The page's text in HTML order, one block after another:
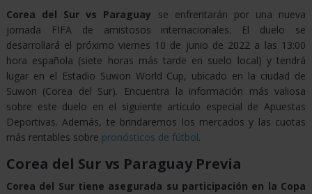
Corea del Sur vs Paraguay se enfrentarán por una nueva
jornada FIFA de amistosos internacionales. El duelo se
desarrollará el próximo viernes 10 de junio de 2022 a las 13:00
hora española (siete horas más tarde en suelo local) y tendrá
lugar en el Estadio Suwon World Cup, ubicado en la ciudad de
Suwon (Corea del Sur). Encuentra la información más valiosa
sobre este duelo en el siguiente artículo especial de Apuestas
Deportivas. Además, te brindaremos los mercados y las cuotas
más rentables sobre pronósticos de fútbol.
Corea del Sur vs Paraguay Previa
Corea del Surtiene asegurada su participación en la Copa